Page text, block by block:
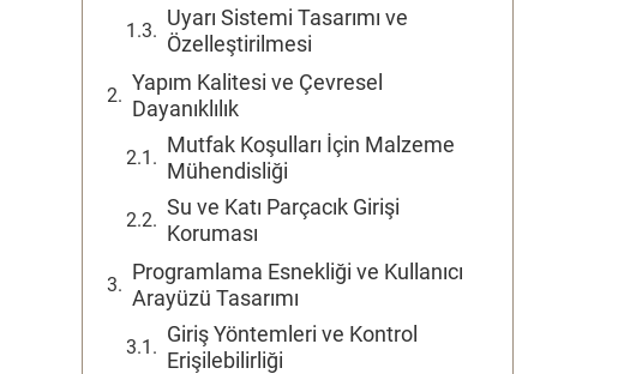
Uyarı Sistemi Tasarımı ve
Özelleştirilmesi
Yapım Kalitesi ve Çevresel
Dayanıklılık
Mutfak Koşulları İçin Malzeme
Mühendisliği
Su ve Katı Parçacık Girişi
Koruması
Programlama Esnekliği ve Kullanıcı
Arayüzü Tasarımı
Giriş Yöntemleri ve Kontrol
Erişilebilirliği